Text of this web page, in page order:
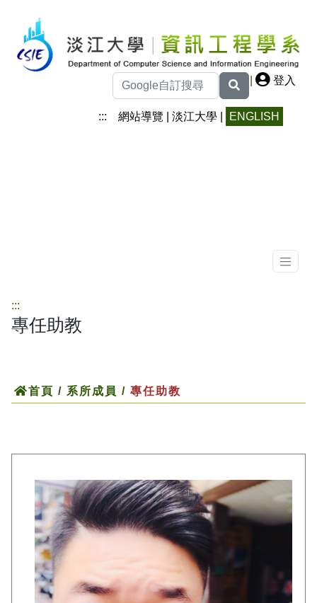
| 登入
::: 網站導覽 淡江大學 ENGLISH
:::
專任助教
首頁 / 系所成員 / 專任助教